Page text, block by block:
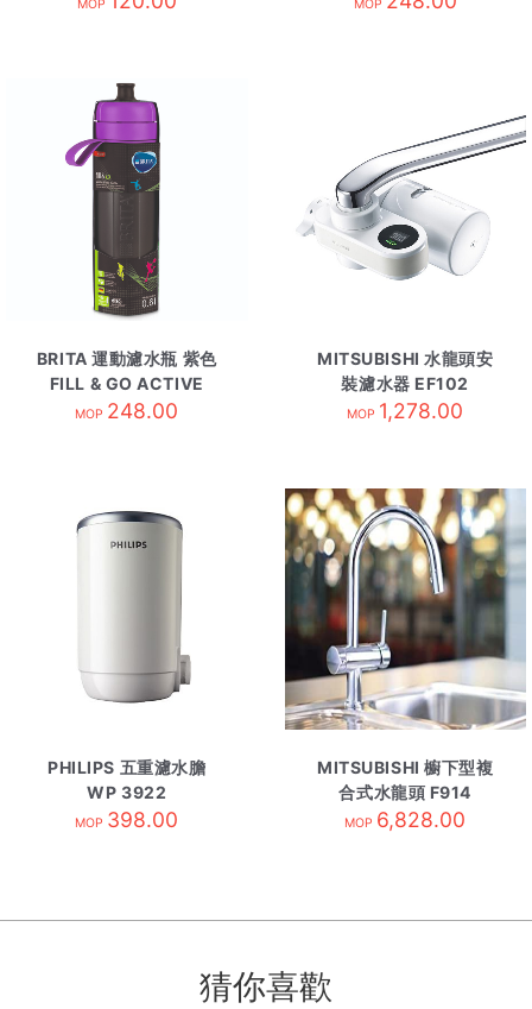
MOP MOP
BRITA 運動濾水瓶 紫色
FILL & GO ACTIVE
MOP 248.00
MITSUBISHI 水龍頭安
裝濾水器 EF102
MOP 1,278.00
PHILIPS 五重濾水膽
WP 3922
MOP 398.00
MITSUBISHI 櫥下型複
合式水龍頭 F914
MOP 6,828.00
猜你喜歡